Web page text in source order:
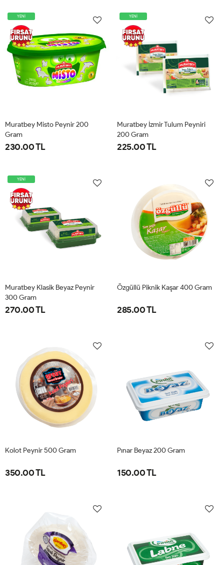
YENİ
Muratbey Misto Peynir 200
Gram
230.00 TL
YENİ
Muratbey İzmir Tulum Peyniri
200 Gram
225.00 TL
YENİ
Muratbey Klasik Beyaz Peynir
300 Gram
270.00 TL
Özgüllü Piknik Kaşar 400 Gram
285.00 TL
Kolot Peynir 500 Gram
350.00 TL
Pınar Beyaz 200 Gram
150.00 TL